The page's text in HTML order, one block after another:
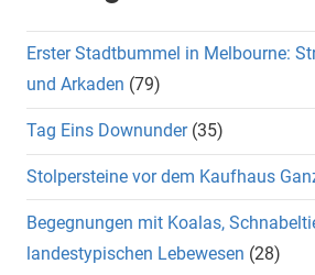
Erster Stadtbummel in Melbourne:
und Arkaden (79)
Tag Eins Downunder (35)
Stolpersteine vor dem Kaufhaus
Begegnungen mit Koalas,
landestypischen Lebewesen (28)